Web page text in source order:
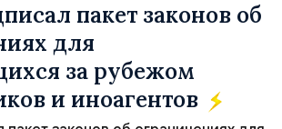
пакет законов об
для
за рубежом
и иноагентов